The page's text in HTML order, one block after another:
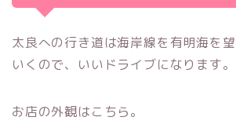
太良への行き道は海岸線を有明海を
いくので、いいドライブになります。
お店の外観はこちら。